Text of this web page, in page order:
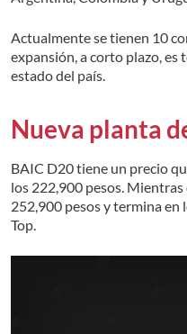
Actualmente se tienen 10
expansión, a corto plazo, es
estado del país.
Nueva planta
BAIC D20 tiene un precio
los 222,900 pesos. Mientras
252,900 pesos y termina en
Top.